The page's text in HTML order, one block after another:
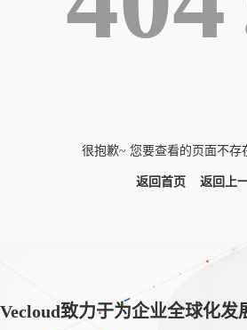
很抱歉~ 您要查看的页面不存
返回首页 返回上
Vecloud致力于为企业全球化发